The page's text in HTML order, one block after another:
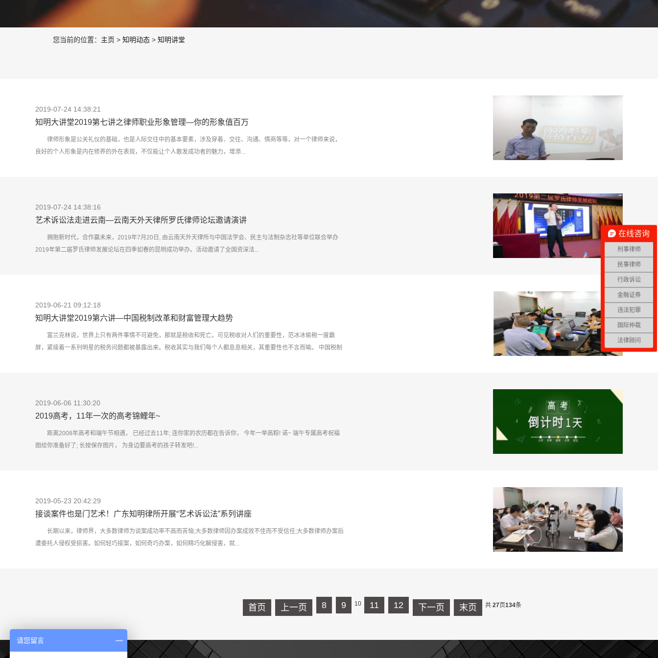
您当前的位置： 主页 > 知明动态> 知明讲堂
2019-07-24 14:38:21
知明大讲堂2019第七讲之律师职业形象管理—你的形象值百万
律师形象是公关礼仪的基础，也是人际交往中的基本要素，涉及穿着、交往、沟通、情商等等，对一个律师来说，
良好的个人形象是内在修养的外在表现，不仅能让个人散发成功者的魅力，增添...
2019-07-24 14:38:16
艺术诉讼法走进云南—云南天外天律所罗氏律师论坛邀请演讲
拥抱新时代，合作赢未来，2019年7月20日, 由云南天外天律所与中国法学会、民主与法制杂志社等单位联合举办
2019年第二届罗氏律师发展论坛在四季如春的昆明成功举办。活动邀请了全国资深法...
2019-06-21 09:12:18
知明大讲堂2019第六讲—中国税制改革和财富管理大趋势
富兰克林说，世界上只有两件事情不可避免，那就是税收和死亡。可见税收对人们的重要性，范冰冰偷税一度霸
屏，紧接着一系列明星的税务问题都被暴露出来。税收其实与我们每个人都息息相关，其重要性也不言而喻。 中国税制
2019-06-06 11:30:20
2019高考，11年一次的高考锦鲤年~
距离2008年高考和端午节相遇， 已经过去11年; 连你家的农历都在告诉你， 今年一举高粽! 诺~ 端午专属高考祝福
图给你准备好了; 长按保存图片， 为身边要高考的孩子转发吧!...
2019-05-23 20:42:29
接谈案件也是门艺术！广东知明律所开展“艺术诉讼法”系列讲座
长期以来，律师界，大多数律师为谈案成功率不高而苦恼;大多数律师因办案成效不佳而不受信任;大多数律师办案后
遭委托人侵权受损害。如何轻巧接案，如何奇巧办案，如何精巧化解侵害，就...
首页 上一页 8 9 10 11 12 下一页 末页 共 27页134条
在线咨询
刑事律师
民事律师
行政诉讼
金融证券
违法犯罪
国际仲裁
法律顾问
请您留言